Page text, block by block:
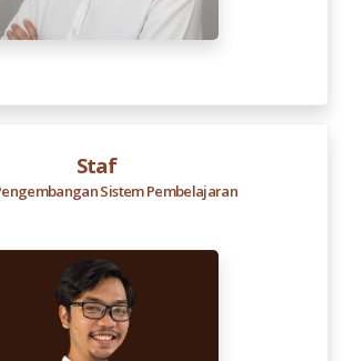
Staf
Sistem Pembelajaran